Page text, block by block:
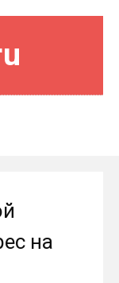
на